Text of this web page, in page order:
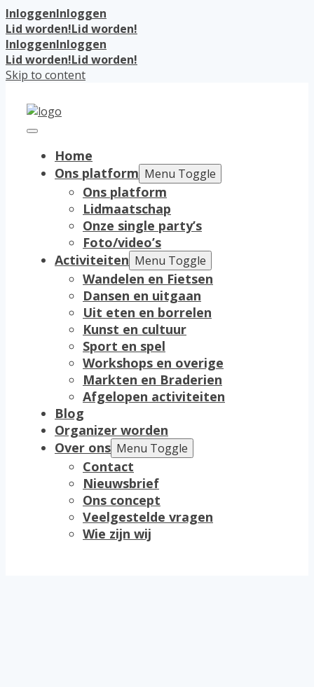
InloggenInloggen
Lid worden!Lid worden!
InloggenInloggen
Lid worden!Lid worden!
Skip to content
Home
Ons platform Menu Toggle
Ons platform
Lidmaatschap
Onze single party’s
Foto/video’s
Activiteiten Menu Toggle
Wandelen en Fietsen
Dansen en uitgaan
Uit eten en borrelen
Kunst en cultuur
Sport en spel
Workshops en overige
Markten en Braderien
Afgelopen activiteiten
Blog
Organizer worden
Over ons Menu Toggle
Contact
Nieuwsbrief
Ons concept
Veelgestelde vragen
Wie zijn wij